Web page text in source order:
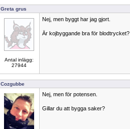
Greta grus
Antal inlägg:
27944
Nej, men byggt har jag gjort.
Är kojbyggande bra för blodtrycket?
Cozgubbe
Nej, men för potensen.
Gillar du att bygga saker?